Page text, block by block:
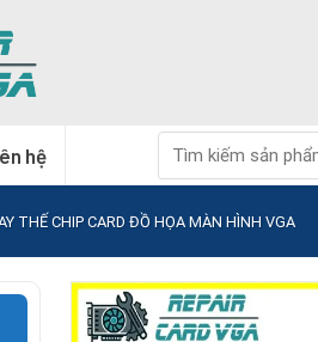
hệ
kiếm:
THẾ CHIP CARD ĐỒ HỌA MÀN HÌNH VGA